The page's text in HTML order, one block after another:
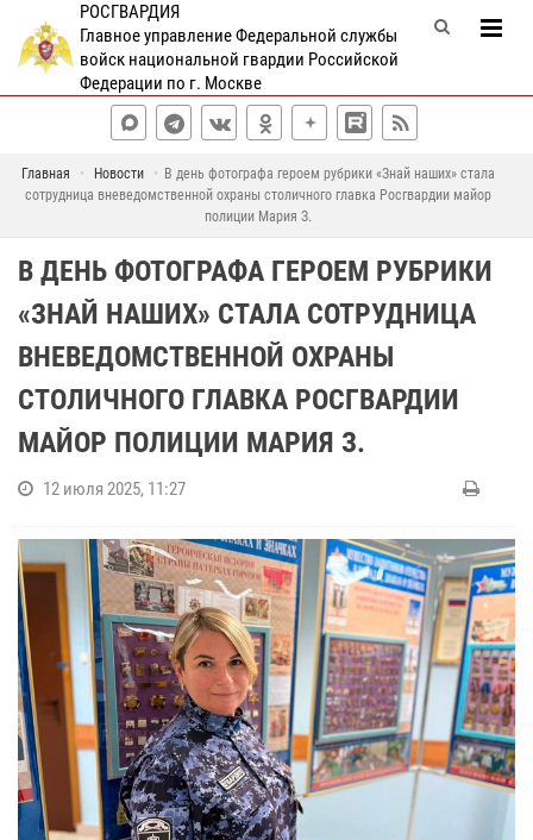
РОСГВАРДИЯ
Главное управление Федеральной службы
войск национальной гвардии Российской
Федерации по г. Москве
Главная Новости
В день фотографа героем рубрики «Знай наших» стала
сотрудница вневедомственной охраны столичного главка Росгвардии майор
полиции Мария З.
В ДЕНЬ ФОТОГРАФА ГЕРОЕМ РУБРИКИ
«ЗНАЙ НАШИХ» СТАЛА СОТРУДНИЦА
ВНЕВЕДОМСТВЕННОЙ ОХРАНЫ
СТОЛИЧНОГО ГЛАВКА РОСГВАРДИИ
МАЙОР ПОЛИЦИИ МАРИЯ З.
12 июля 2025, 11:27